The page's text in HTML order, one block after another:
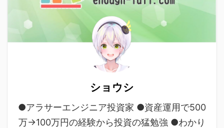
ショウシ
●アラサーエンジニア投資家 ●資産運用で500
万→100万円の経験から投資の猛勉強 ●わかり